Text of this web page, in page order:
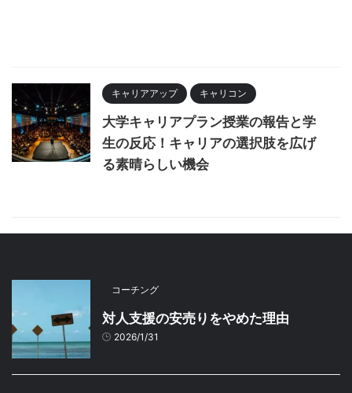
キャリアアップ キャリコン
大学キャリアプラン授業の報告と学
生の反応！キャリアの選択肢を広げ
る素晴らしい機会
コーチング
対人支援の安売りをやめた理由
2026/1/31